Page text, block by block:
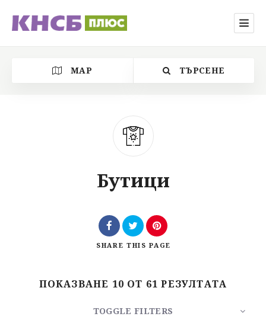
MAP ТЪРСЕНЕ
Местоположение
Търсене
Бутици
SHARE THIS PAGE
ПОКАЗВАНЕ 10 ОТ 61 РЕЗУЛТАТА
TOGGLE FILTERS